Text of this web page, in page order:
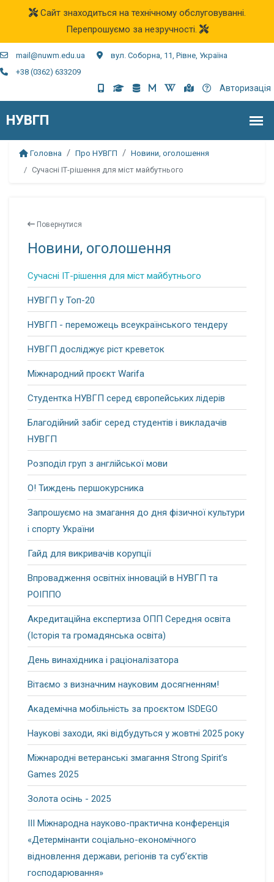
Сайт знаходиться на технічному обслуговуванні.
Перепрошуємо за незручності.
mail@nuwm.edu.ua
вул. Соборна, 11, Рівне, Україна
+38 (0362) 633209
Авторизація
Головна Про НУВГП
Новини, оголошення
Сучасні ІТ-рішення для міст майбутнього
Повернутися
Новини, оголошення
Сучасні ІТ-рішення для міст майбутнього
НУВГП у Топ-20
НУВГП - переможець всеукраїнського тендеру
НУВГП досліджує ріст креветок
Міжнародний проєкт Warifa
Студентка НУВГП серед європейських лідерів
Благодійний забіг серед студентів і викладачів
НУВГП
Розподіл груп з англійської мови
О! Тиждень першокурсника
Запрошуємо на змагання до дня фізичної культури
і спорту України
Гайд для викривачів корупції
Впровадження освітніх інновацій в НУВГП та
РОІППО
Акредитаційна експертиза ОПП Середня освіта
(Історія та громадянська освіта)
День винахідника і раціоналізатора
Вітаємо з визначним науковим досягненням!
Академічна мобільність за проєктом ISDEGO
Наукові заходи, які відбудуться у жовтні 2025 року
Міжнародні ветеранські змагання Strong Spirit’s
Games 2025
Золота осінь - 2025
ІІІ Міжнародна науково-практична конференція
«Детермінанти соціально-економічного
відновлення держави, регіонів та суб’єктів
господарювання»